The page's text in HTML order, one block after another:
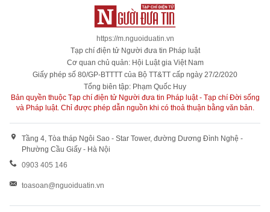
https://m.nguoiduatin.vn
Tạp chí điện tử Người đưa tin Pháp luật
Cơ quan chủ quản: Hội Luật gia Việt Nam
Giấy phép số 80/GP-BTTTT của Bộ TT&TT cấp ngày 27/2/2020
Tổng biên tập: Phạm Quốc Huy
Bản quyền thuộc Tạp chí điện tử Người đưa tin Pháp luật - Tạp chí Đời sống
và Pháp luật. Chỉ được phép dẫn nguồn khi có thoả thuận bằng văn bản.
Tầng 4, Tòa tháp Ngôi Sao - Star Tower, đường Dương Đình Nghệ -
Phường Cầu Giấy - Hà Nội
0903 405 146
toasoan@nguoiduatin.vn